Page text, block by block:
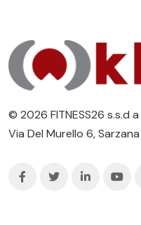
© 2026 FITNESS26 s.s.d a
Via Del Murello 6,